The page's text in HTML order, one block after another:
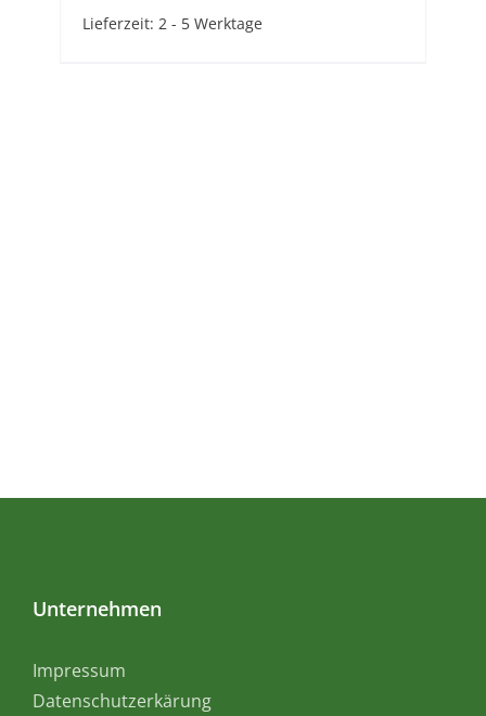
Lieferzeit: 2 - 5 Werktage
Unternehmen
Impressum
Datenschutzerkärung